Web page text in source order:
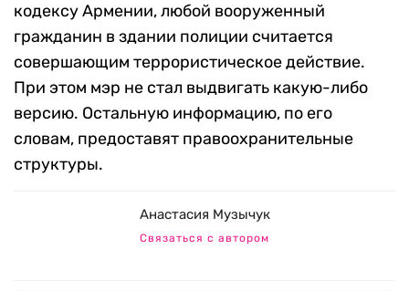
кодексу Армении, любой вооруженный
гражданин в здании полиции считается
совершающим террористическое действие.
При этом мэр не стал выдвигать какую-либо
версию. Остальную информацию, по его
словам, предоставят правоохранительные
структуры.
Анастасия Музычук
Связаться с автором